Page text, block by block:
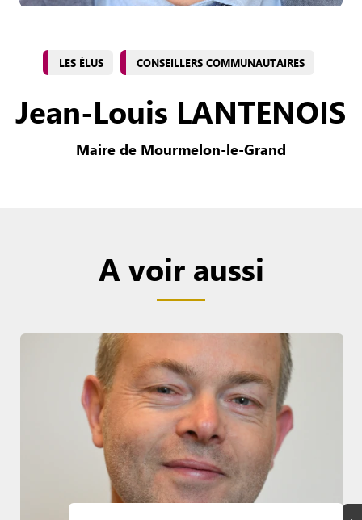
LES ÉLUS CONSEILLERS COMMUNAUTAIRES
Jean-Louis LANTENOIS
Maire de Mourmelon-le-Grand
A voir aussi